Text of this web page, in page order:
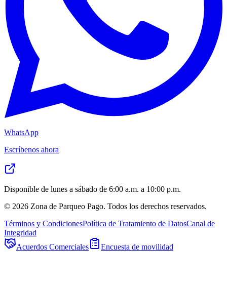
WhatsApp
Escríbenos ahora
Disponible de lunes a sábado de 6:00 a.m. a 10:00 p.m.
© 2026 Zona de Parqueo Pago. Todos los derechos reservados.
Términos y CondicionesPolítica de Tratamiento de DatosCanal de
Integridad
Acuerdos Comerciales
Encuesta de movilidad